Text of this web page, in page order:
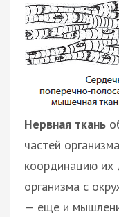
Нервная ткань
частей
координацию их
организма с
— еще и